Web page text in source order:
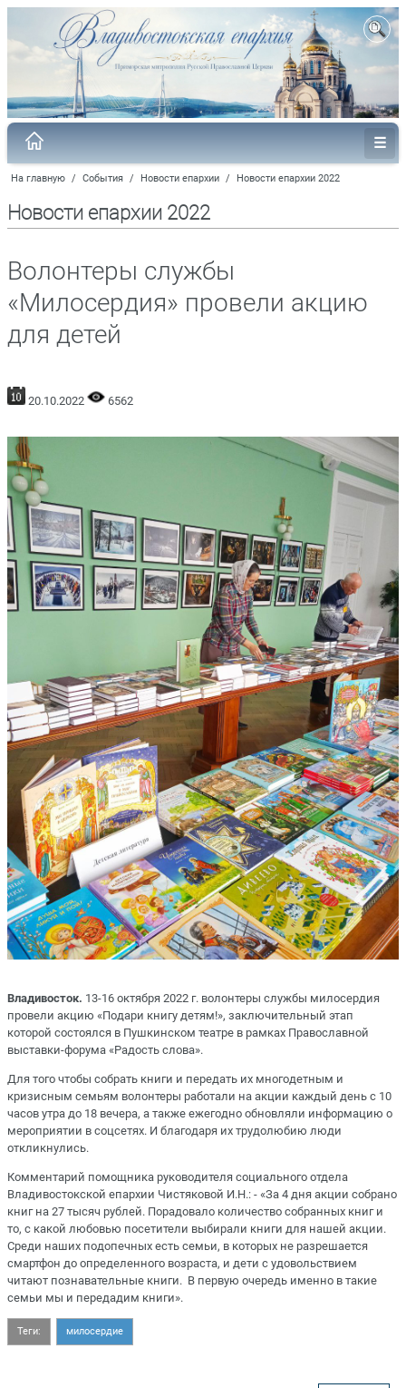
На главную / События / Новости епархии / Новости епархии 2022
Новости епархии 2022
Волонтеры службы
«Милосердия» провели акцию
для детей
20.10.2022 6562
Владивосток. 13-16 октября 2022 г. волонтеры службы милосердия
провели акцию «Подари книгу детям!», заключительный этап
которой состоялся в Пушкинском театре в рамках Православной
выставки-форума «Радость слова».
Для того чтобы собрать книги и передать их многодетным и
кризисным семьям волонтеры работали на акции каждый день с 10
часов утра до 18 вечера, а также ежегодно обновляли информацию о
мероприятии в соцсетях. И благодаря их трудолюбию люди
откликнулись.
Комментарий помощника руководителя социального отдела
Владивостокской епархии Чистяковой И.Н.: - «За 4 дня акции собрано
книг на 27 тысяч рублей. Порадовало количество собранных книг и
то, с какой любовью посетители выбирали книги для нашей акции.
Среди наших подопечных есть семьи, в которых не разрешается
смартфон до определенного возраста, и дети с удовольствием
читают познавательные книги. В первую очередь именно в такие
семьи мы и передадим книги».
Теги: милосердие